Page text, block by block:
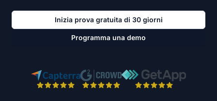
Inizia prova gratuita di 30 giorni
Programma una demo